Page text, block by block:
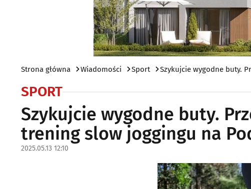
Strona główna Wiadomości Sport Szykujcie wygodne buty.
SPORT
Szykujcie wygodne buty.
trening slow joggingu na
2025.05.13 12:10